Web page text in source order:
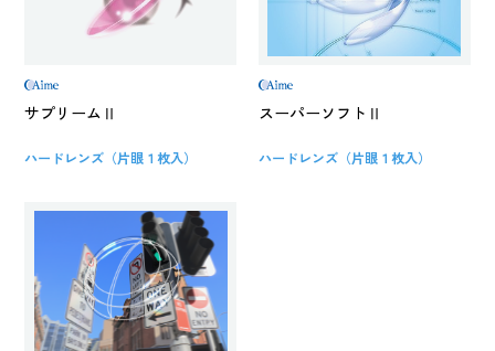
サプリームⅡ
ハードレンズ（片眼１枚入）
スーパーソフトⅡ
ハードレンズ（片眼１枚入）